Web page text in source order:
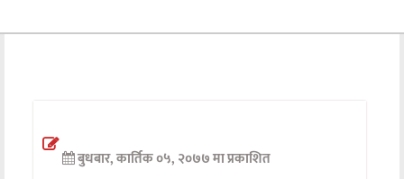
अन्तर्वार्ता
बुधबार, कार्तिक ०५, २०७७ मा प्रकाशित